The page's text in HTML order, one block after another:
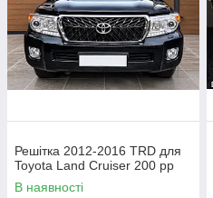
Решітка 2012-2016 TRD для
Toyota Land Cruiser 200 рр
В наявності